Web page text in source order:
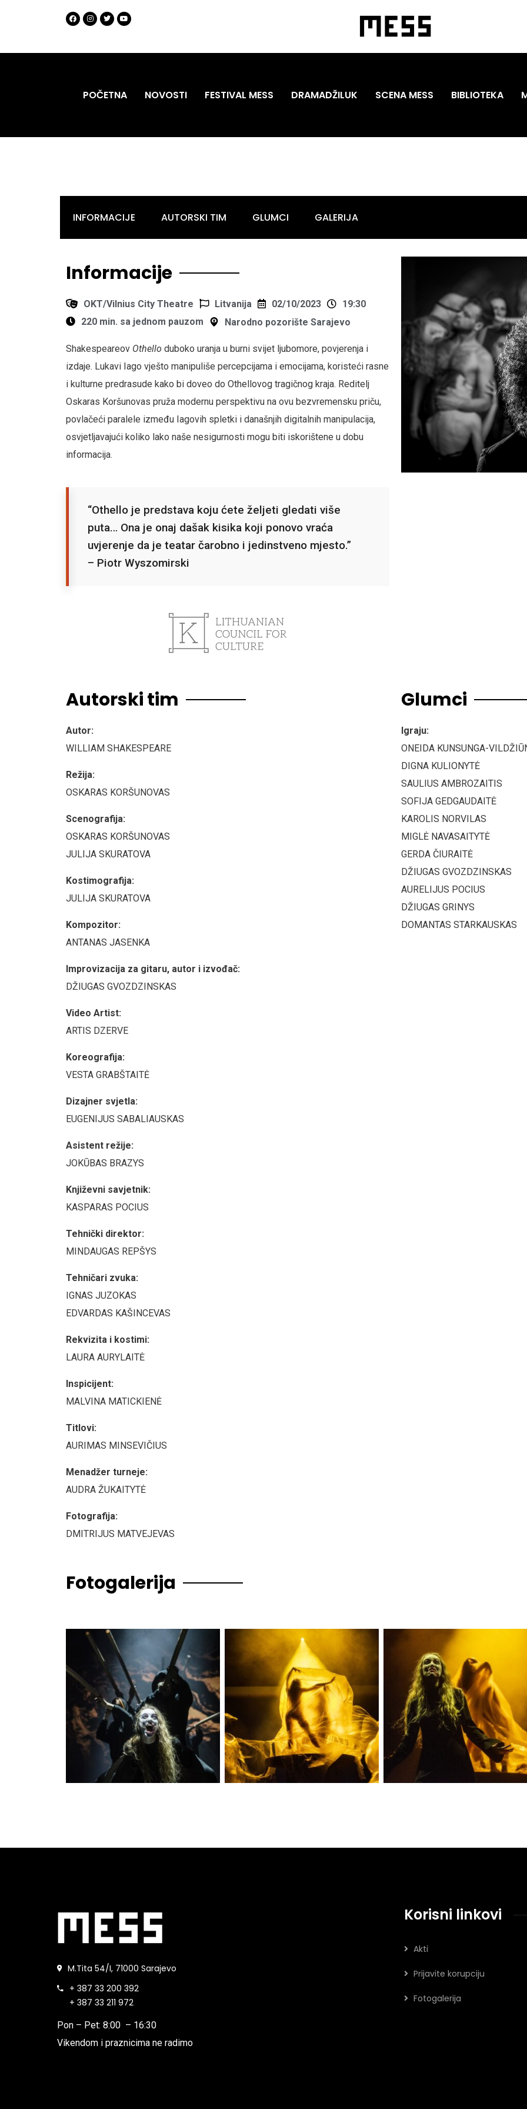
POČETNA NOVOSTI FESTIVAL MESS DRAMADŽILUK SCENA MESS BIBLIOTEKA
INFORMACIJE AUTORSKI TIM GLUMCI GALERIJA
Informacije
OKT/Vilnius City Theatre Litvanija 02/10/2023
19:30
220 min. sa jednom pauzom
Narodno pozorište Sarajevo
Shakespeareov Othello duboko uranja u burni svijet ljubomore, povjerenja i
izdaje. Lukavi Iago vješto manipuliše percepcijama i emocijama, koristeći rasne
i kulturne predrasude kako bi doveo do Othellovog tragičnog kraja. Reditelj
Oskaras Koršunovas pruža modernu perspektivu na ovu bezvremensku priču,
povlačeći paralele između Iagovih spletki i današnjih digitalnih manipulacija,
osvjetljavajući koliko lako naše nesigurnosti mogu biti iskorištene u dobu
informacija.
“Othello je predstava koju ćete željeti gledati više
puta… Ona je onaj dašak kisika koji ponovo vraća
uvjerenje da je teatar čarobno i jedinstveno mjesto.”
– Piotr Wyszomirski
Autorski tim
Autor:
WILLIAM SHAKESPEARE
Režija:
OSKARAS KORŠUNOVAS
Scenografija:
OSKARAS KORŠUNOVAS
JULIJA SKURATOVA
Kostimografija:
JULIJA SKURATOVA
Kompozitor:
ANTANAS JASENKA
Improvizacija za gitaru, autor i izvođač:
DŽIUGAS GVOZDZINSKAS
Video Artist:
ARTIS DZERVE
Koreografija:
VESTA GRABŠTAITĖ
Dizajner svjetla:
EUGENIJUS SABALIAUSKAS
Asistent režije:
JOKŪBAS BRAZYS
Književni savjetnik:
KASPARAS POCIUS
Tehnički direktor:
MINDAUGAS REPŠYS
Tehničari zvuka:
IGNAS JUZOKAS
EDVARDAS KAŠINCEVAS
Rekvizita i kostimi:
LAURA AURYLAITĖ
Inspicijent:
MALVINA MATICKIENĖ
Titlovi:
AURIMAS MINSEVIČIUS
Menadžer turneje:
AUDRA ŽUKAITYTĖ
Fotografija:
DMITRIJUS MATVEJEVAS
Glumci
Igraju:
ONEIDA KUNSUNGA-
DIGNA KULIONYTĖ
SAULIUS AMBROZAITIS
SOFIJA GEDGAUDAITĖ
KAROLIS NORVILAS
MIGLĖ NAVASAITYTĖ
GERDA ČIURAITĖ
DŽIUGAS GVOZDZINSKAS
AURELIJUS POCIUS
DŽIUGAS GRINYS
DOMANTAS STARKAUSKAS
Fotogalerija
M.Tita 54/I, 71000 Sarajevo
+ 387 33 200 392
+ 387 33 211 972
Pon – Pet: 8:00 – 16:30
Vikendom i praznicima ne radimo
Korisni linkovi
Akti
Prijavite korupciju
Fotogalerija